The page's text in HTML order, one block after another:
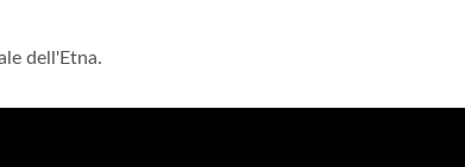
dell'Etna.